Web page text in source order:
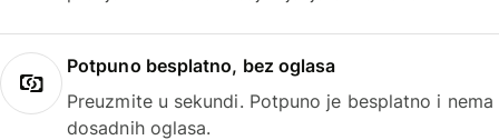
Potpuno besplatno, bez oglasa
Preuzmite u sekundi. Potpuno je besplatno i nema
dosadnih oglasa.